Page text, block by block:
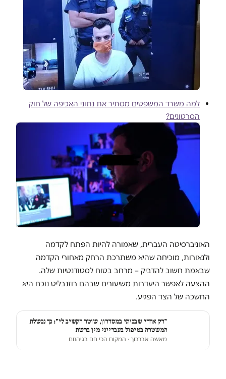
למה משרד המשפטים מסתיר את נתוני האכיפה של חוק
הסרטונים?
האוניברסיטה העברית, שאמורה להיות הפתח לקדמה
ולנאורות, מוכיחה שהיא משתרכת הרחק מאחורי הקדמה
שבאמת חשוב להדביק – מרחב בטוח לסטודנטיות שלה.
ההצעה לאפשר היעדרות משיעורים שבהם רוזנבליט נוכח היא
החשכה של הצד הפגיע.
"רק אחרי שבכיתי במסדרון, שוטר הקשיב לי": כך נכשלת
המשטרה בטיפול בעברייני מין ברשת
מאשה אברבוך · המקום הכי חם בגיהנום